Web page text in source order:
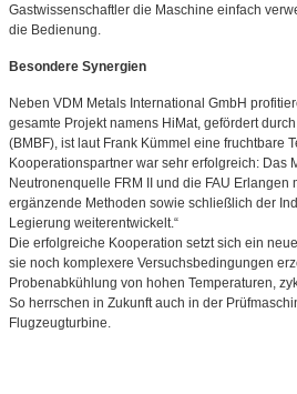
Gastwissenschaftler die Maschine einfach
die Bedienung.
Besondere Synergien
Neben VDM Metals International GmbH
gesamte Projekt namens HiMat, gefördert
(BMBF), ist laut Frank Kümmel eine fruchtbare
Kooperationspartner war sehr erfolgreich: Das
Neutronenquelle FRM II und die FAU Erlangen
ergänzende Methoden sowie schließlich der
Legierung weiterentwickelt.“
Die erfolgreiche Kooperation setzt sich ein
sie noch komplexere Versuchsbedingungen
Probenabkühlung von hohen Temperaturen,
So herrschen in Zukunft auch in der
Flugzeugturbine.